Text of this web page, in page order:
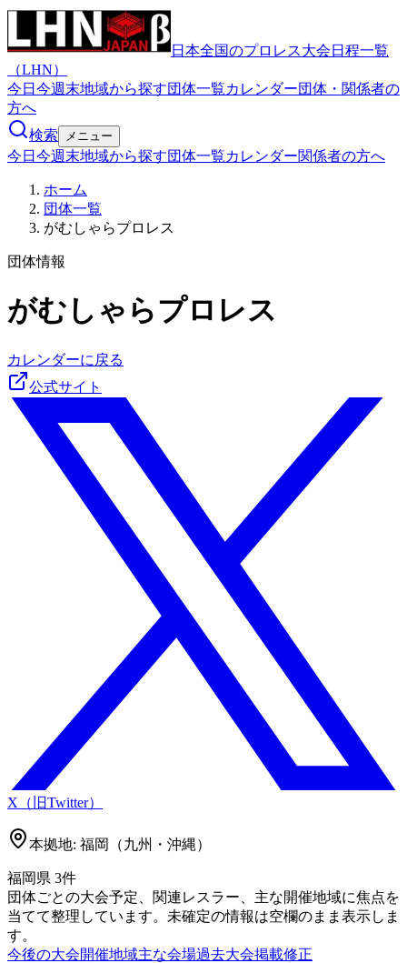
日本全国のプロレス大会日程一覧
（LHN）
今日 今週末地域から探す団体一覧カレンダー団体・関係者の
方へ
検索
メニュー
今日 今週末地域から探す団体一覧カレンダー関係者の方へ
ホーム
団体一覧
がむしゃらプロレス
団体情報
がむしゃらプロレス
カレンダーに戻る
公式サイト
X（旧Twitter）
本拠地: 福岡（九州・沖縄）
福岡県 3件
団体ごとの大会予定、関連レスラー、主な開催地域に焦点を
当てて整理しています。未確定の情報は空欄のまま表示しま
す。
今後の大会開催地域主な会場過去大会掲載修正